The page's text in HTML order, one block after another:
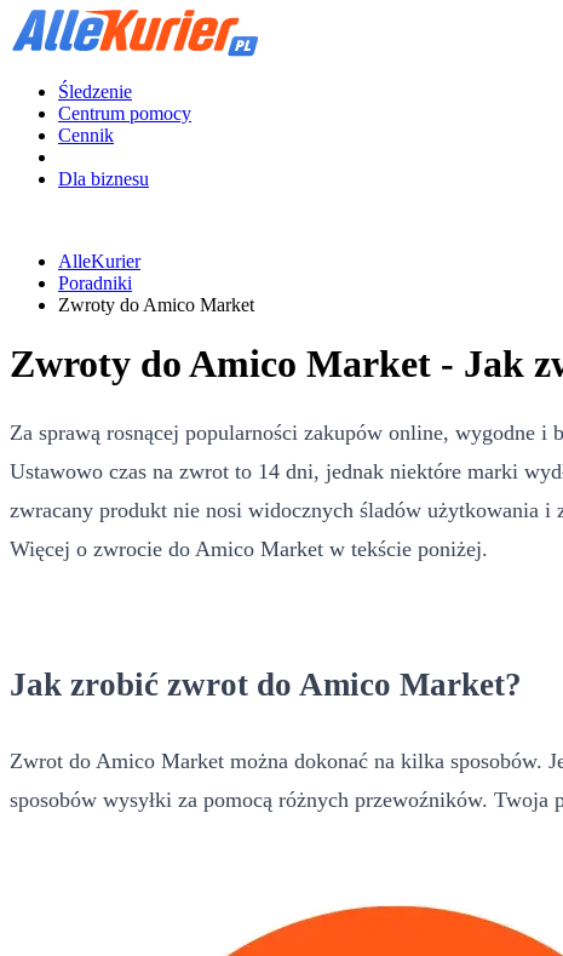
Śledzenie
Centrum pomocy
Cennik
Dla biznesu
AlleKurier
Poradniki
Zwroty do Amico Market
Zwroty do Amico Market - Jak
Za sprawą rosnącej popularności zakupów online, wygodne
Ustawowo czas na zwrot to 14 dni, jednak niektóre marki
zwracany produkt nie nosi widocznych śladów użytkowania i
Więcej o zwrocie do Amico Market w tekście poniżej.
Jak zrobić zwrot do Amico Market?
Zwrot do Amico Market można dokonać na kilka
sposobów wysyłki za pomocą różnych przewoźników. Twoja